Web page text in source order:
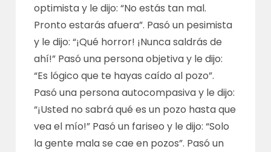
optimista y le dijo: “No estás tan mal.
Pronto estarás afuera”. Pasó un pesimista
y le dijo: “¡Qué horror! ¡Nunca saldrás de
ahí!” Pasó una persona objetiva y le dijo:
“Es lógico que te hayas caído al pozo”.
Pasó una persona autocompasiva y le dijo:
“¡Usted no sabrá qué es un pozo hasta que
vea el mío!” Pasó un fariseo y le dijo: “Solo
la gente mala se cae en pozos”. Pasó un